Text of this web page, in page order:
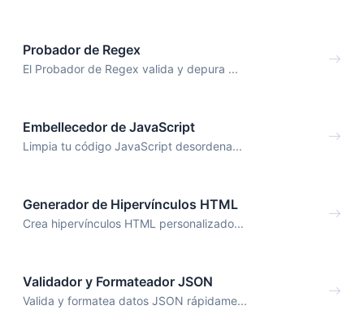
Probador de Regex
El Probador de Regex valida y depura ...
Embellecedor de JavaScript
Limpia tu código JavaScript desordena...
Generador de Hipervínculos HTML
Crea hipervínculos HTML personalizado...
Validador y Formateador JSON
Valida y formatea datos JSON rápidame...